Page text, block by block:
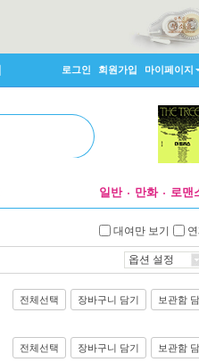
로그인 회원가입 마이페이지
일반 만화 로맨
대여만 보기
옵션 설정
전체선택 장바구니 담기 보관함
전체선택 장바구니 담기 보관함